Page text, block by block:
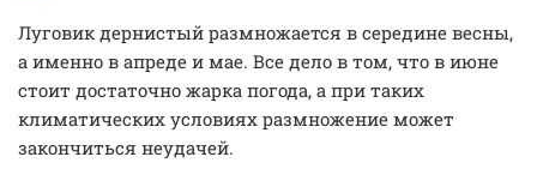
Луговик дернистый размножается в середине весны,
а именно в апреде и мае. Все дело в том, что в июне
стоит достаточно жарка погода, а при таких
климатических условиях размножение может
закончиться неудачей.